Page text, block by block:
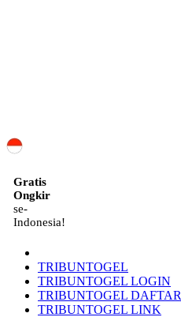
Gratis
Ongkir
se-
Indonesia!
TRIBUNTOGEL
TRIBUNTOGEL LOGIN
TRIBUNTOGEL DAFTAR
TRIBUNTOGEL LINK